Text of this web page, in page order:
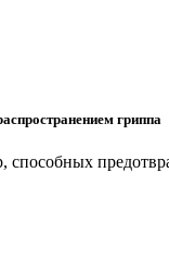
гриппа